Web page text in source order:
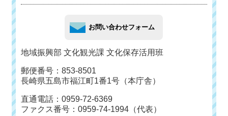
地域振興部 文化観光課 文化保存活用班
郵便番号：853-8501
長崎県五島市福江町1番1号（本庁舎）
直通電話：0959-72-6369
ファクス番号：0959-74-1994（代表）